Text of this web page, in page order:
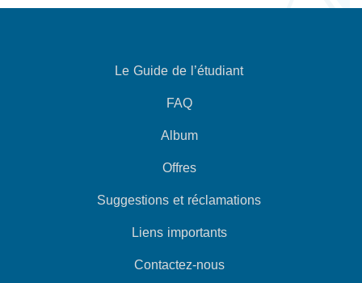
Le Guide de l’étudiant
FAQ
Album
Offres
Suggestions et réclamations
Liens importants
Contactez-nous